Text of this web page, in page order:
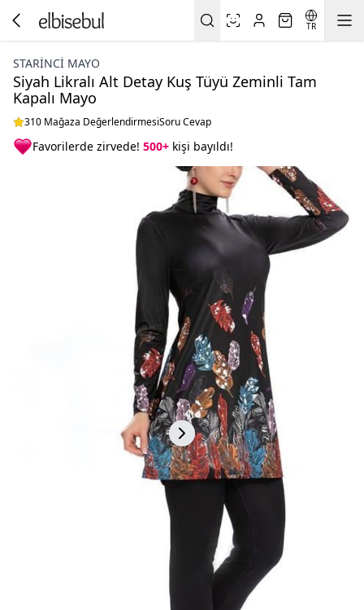
TR
STARINCI MAYO
Siyah Likralı Alt Detay Kuş Tüyü Zeminli Tam
Kapalı Mayo
310 Mağaza DeğerlendirmesiSoru Cevap
Favorilerde zirvede! 500+ kişi bayıldı!